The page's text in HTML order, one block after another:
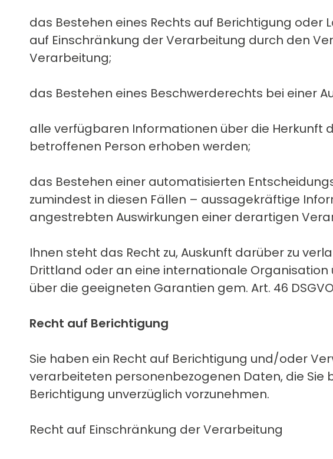
das Bestehen eines Rechts auf Berichtigung
auf Einschränkung der Verarbeitung durch den
Verarbeitung;
das Bestehen eines Beschwerderechts bei einer
alle verfügbaren Informationen über die Herkunft
betroffenen Person erhoben werden;
das Bestehen einer automatisierten
zumindest in diesen Fällen – aussagekräftige
angestrebten Auswirkungen einer derartigen
Ihnen steht das Recht zu, Auskunft darüber zu
Drittland oder an eine internationale
über die geeigneten Garantien gem. Art. 46
Recht auf Berichtigung
Sie haben ein Recht auf Berichtigung und/oder
verarbeiteten personenbezogenen Daten, die
Berichtigung unverzüglich vorzunehmen.
Recht auf Einschränkung der Verarbeitung